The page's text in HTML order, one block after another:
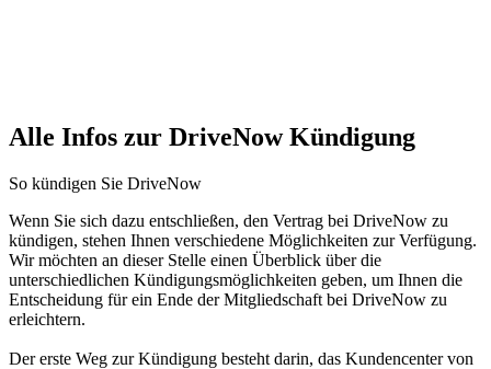
Alle Infos zur DriveNow Kündigung
So kündigen Sie DriveNow
Wenn Sie sich dazu entschließen, den Vertrag bei DriveNow zu
kündigen, stehen Ihnen verschiedene Möglichkeiten zur Verfügung.
Wir möchten an dieser Stelle einen Überblick über die
unterschiedlichen Kündigungsmöglichkeiten geben, um Ihnen die
Entscheidung für ein Ende der Mitgliedschaft bei DriveNow zu
erleichtern.
Der erste Weg zur Kündigung besteht darin, das Kundencenter von